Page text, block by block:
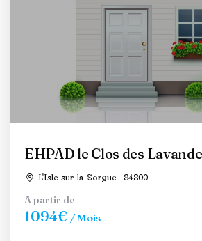
EHPAD le Clos des
L'Isle-sur-la-Sorgue - 84800
A partir de
1094€ / Mois